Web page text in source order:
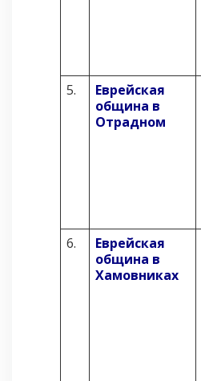
5.
Еврейская
община в
Отрадном
6.
Еврейская
община в
Хамовниках